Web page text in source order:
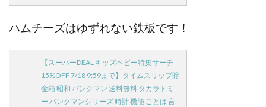
ハムチーズはゆずれない鉄板です！
【スーパーDEAL キッズベビー特集サーチ
15%OFF 7/18 9:59まで】タイムスリップ貯
金箱 昭和 バンクマン 送料無料 タカラトミ
ー バンクマンシリーズ 時計 機能 ことば 言